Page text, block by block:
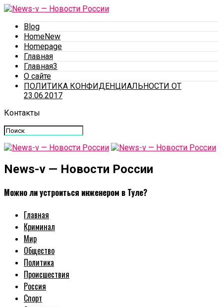
Blog
HomeNew
Homepage
Главная
Главная3
О сайте
ПОЛИТИКА КОНФИДЕНЦИАЛЬНОСТИ ОТ
23.06.2017
Контакты
News-v — Новости России
Можно ли устроиться инженером в Туле?
Главная
Криминал
Мир
Общество
Политика
Происшествия
Россия
Спорт